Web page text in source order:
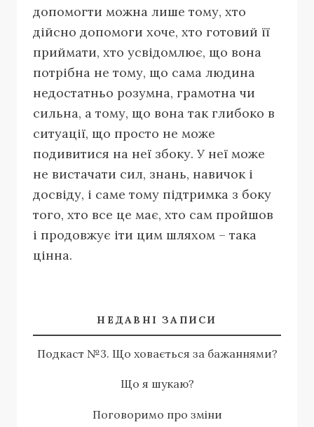
допомогти можна лише тому, хто
дійсно допомоги хоче, хто готовий її
приймати, хто усвідомлює, що вона
потрібна не тому, що сама людина
недостатньо розумна, грамотна чи
сильна, а тому, що вона так глибоко в
ситуації, що просто не може
подивитися на неї збоку. У неї може
не вистачати сил, знань, навичок і
досвіду, і саме тому підтримка з боку
того, хто все це має, хто сам пройшов
і продовжує іти цим шляхом – така
цінна.
НЕДАВНІ ЗАПИСИ
Подкаст №3. Що ховається за бажаннями?
Що я шукаю?
Поговоримо про зміни